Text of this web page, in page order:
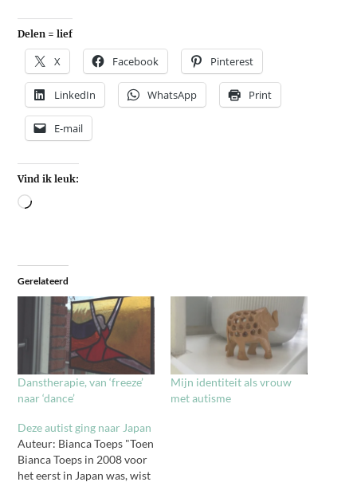
Delen = lief
X Facebook Pinterest
LinkedIn WhatsApp Print
E-mail
Vind ik leuk:
Gerelateerd
Danstherapie, van ‘freeze’
naar ‘dance’
Mijn identiteit als vrouw
met autisme
Deze autist ging naar Japan
Auteur: Bianca Toeps "Toen
Bianca Toeps in 2008 voor
het eerst in Japan was, wist